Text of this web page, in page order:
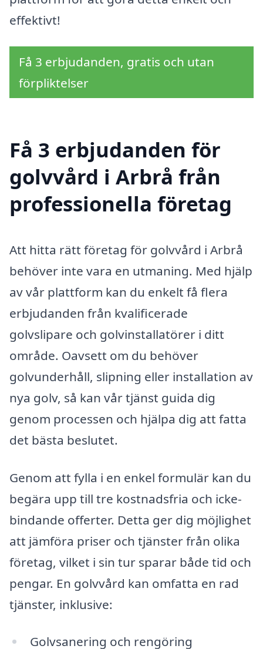
effektivt!
Få 3 erbjudanden, gratis och utan
förpliktelser
Få 3 erbjudanden för
golvvård i Arbrå från
professionella företag
Att hitta rätt företag för golvvård i Arbrå
behöver inte vara en utmaning. Med hjälp
av vår plattform kan du enkelt få flera
erbjudanden från kvalificerade
golvslipare och golvinstallatörer i ditt
område. Oavsett om du behöver
golvunderhåll, slipning eller installation av
nya golv, så kan vår tjänst guida dig
genom processen och hjälpa dig att fatta
det bästa beslutet.
Genom att fylla i en enkel formulär kan du
begära upp till tre kostnadsfria och icke-
bindande offerter. Detta ger dig möjlighet
att jämföra priser och tjänster från olika
företag, vilket i sin tur sparar både tid och
pengar. En golvvård kan omfatta en rad
tjänster, inklusive:
Golvsanering och rengöring